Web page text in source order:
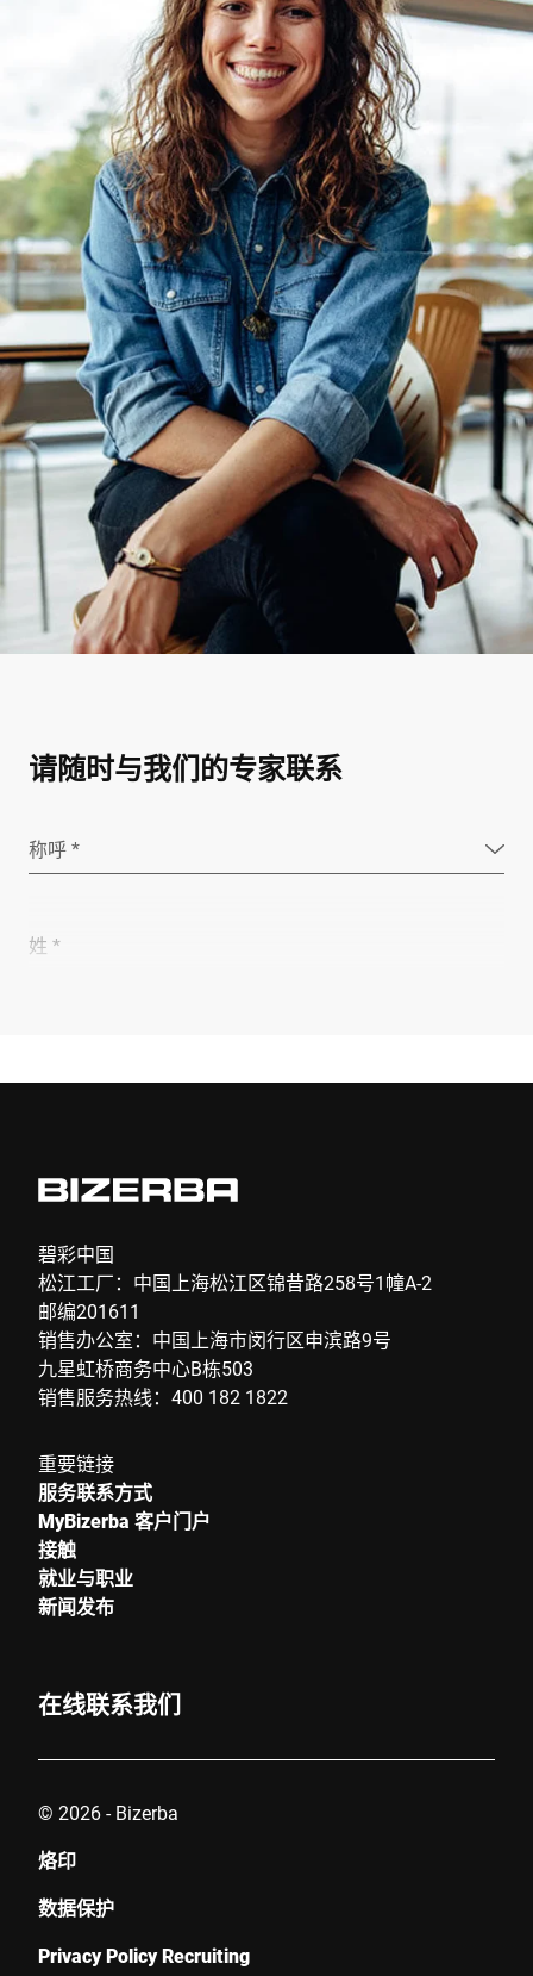
请随时与我们的专家联系
称呼 *
姓 *
街道 *
城市 *
国家 *
联系我们 *
我在此确认我同意使用我的数据处理此请求。可以在
碧彩中国
松江工厂：中国上海松江区锦昔路258号1幢A-2
邮编201611
销售办公室：中国上海市闵行区申滨路9号
九星虹桥商务中心B栋503
销售服务热线：400 182 1822
重要链接
服务联系方式
MyBizerba 客户门户
接触
就业与职业
新闻发布
在线联系我们
© 2026 - Bizerba
烙印
数据保护
Privacy Policy Recruiting